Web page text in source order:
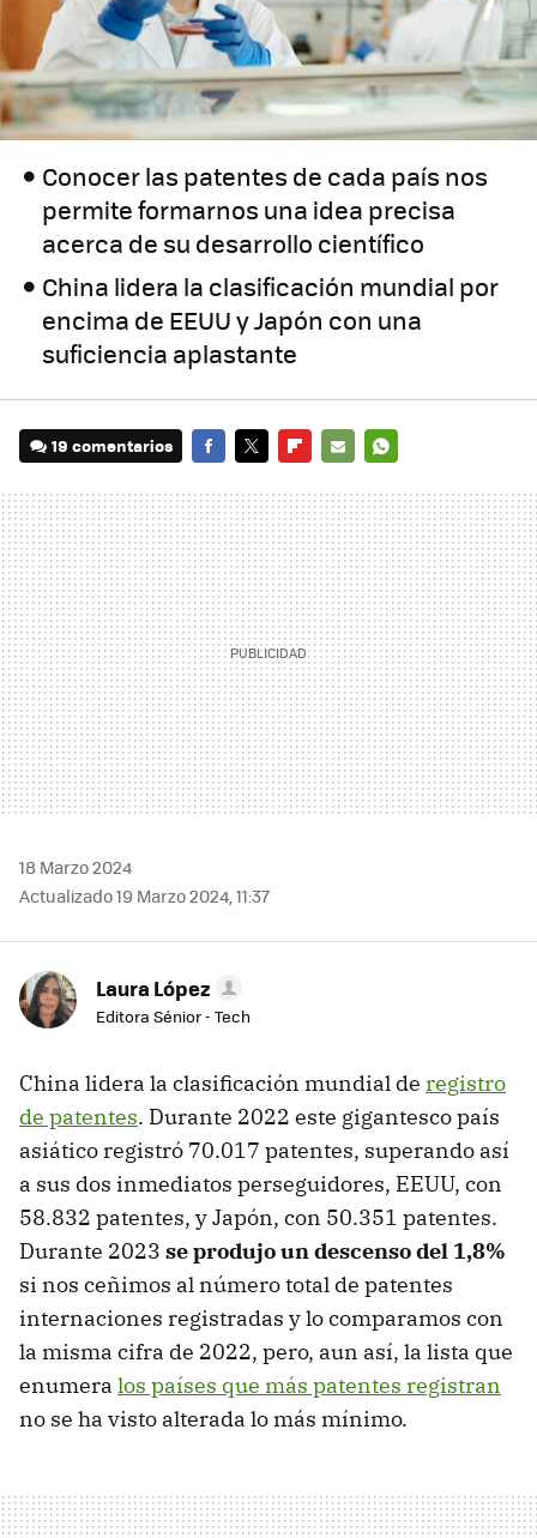
Conocer las patentes de cada país nos
permite formarnos una idea precisa
acerca de su desarrollo científico
China lidera la clasificación mundial por
encima de EEUU y Japón con una
suficiencia aplastante
19 comentarios
MAIL
18 Marzo 2024
Actualizado 19 Marzo 2024, 11:37
Laura López
Editora Sénior - Tech
China lidera la clasificación mundial de registro
de patentes. Durante 2022 este gigantesco país
asiático registró 70.017 patentes, superando así
a sus dos inmediatos perseguidores, EEUU, con
58.832 patentes, y Japón, con 50.351 patentes.
Durante 2023 se produjo un descenso del 1,8%
si nos ceñimos al número total de patentes
internaciones registradas y lo comparamos con
la misma cifra de 2022, pero, aun así, la lista que
enumera los países que más patentes registran
no se ha visto alterada lo más mínimo.